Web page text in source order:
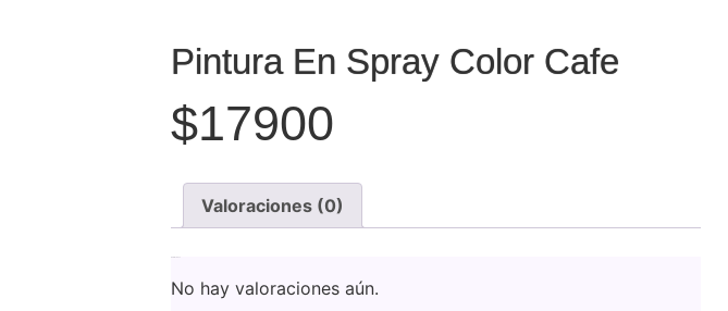
Pintura En Spray Color Cafe
$17900
Valoraciones (0)
No hay valoraciones aún.